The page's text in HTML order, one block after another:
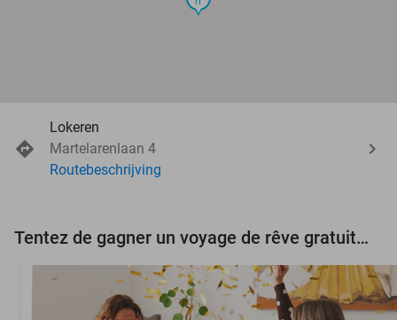
Lokeren
Martelarenlaan 4
Routebeschrijving
Tentez de gagner un voyage de rêve gratuit d'une valeur de 3.000 € !